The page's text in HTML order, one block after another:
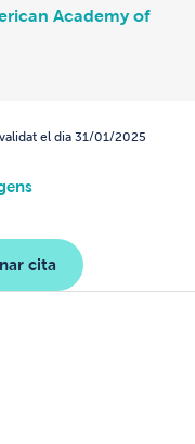
Academy of
el dia 31/01/2025
cita